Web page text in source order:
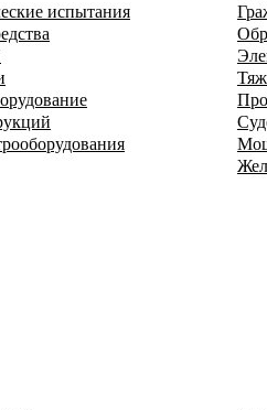
испытания